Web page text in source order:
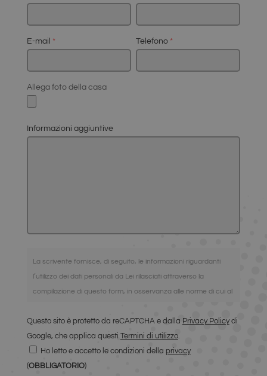
E-mail * Telefono *
Allega foto della casa
Informazioni aggiuntive
La scrivente fornisce, di seguito, le informazioni riguardanti
l’utilizzo dei dati personali da Lei rilasciati attraverso la
compilazione di questo form, in osservanza alle norme di cui al
persone fisiche con riguardo al trattamento dei dati personali,
nonché alla libera circolazione di tali dati (noto anche come
GDPR). I dati concernenti la Sua persona, da Lei
spontaneamente forniti tramite la compilazione di moduli
Questo sito è protetto da reCAPTCHA e dalla Privacy Policydi
Google, che applica questi Termini di utilizzo.
Ho letto e accetto le condizioni della privacy
(OBBLIGATORIO)